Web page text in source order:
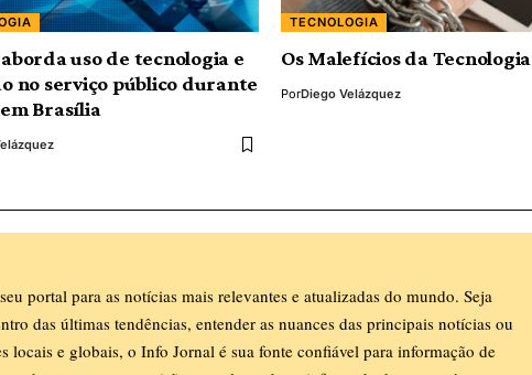
uso de tecnologia e
no serviço público durante
Brasília
TECNOLOGIA
Os Malefícios da Tecnologia
PorDiego Velázquez
portal para as notícias mais relevantes e atualizadas do mundo. Seja
das últimas tendências, entender as nuances das principais notícias ou
locais e globais, o Info Jornal é sua fonte confiável para informação de